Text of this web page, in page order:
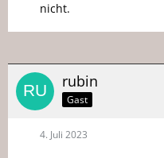
nicht.
rubin
Gast
4. Juli 2023